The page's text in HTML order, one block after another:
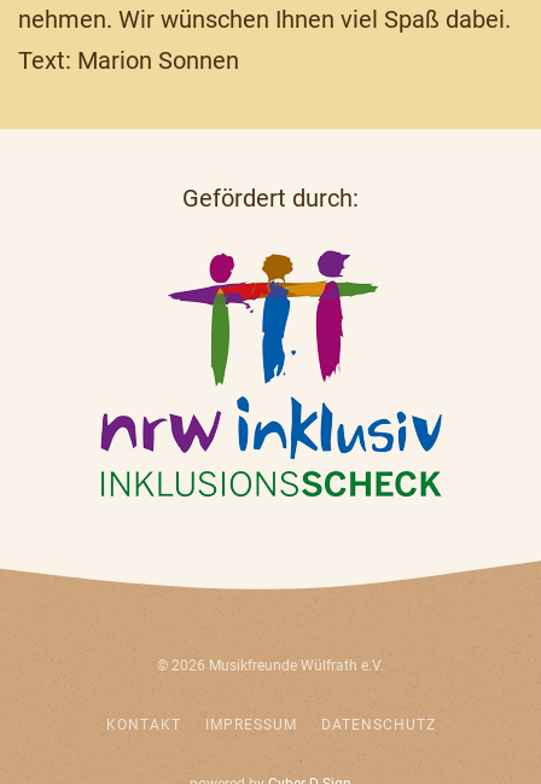
nehmen. Wir wünschen Ihnen viel Spaß dabei.
Text: Marion Sonnen
Gefördert durch:
© 2026 Musikfreunde Wülfrath e.V.
KONTAKT IMPRESSUM DATENSCHUTZ